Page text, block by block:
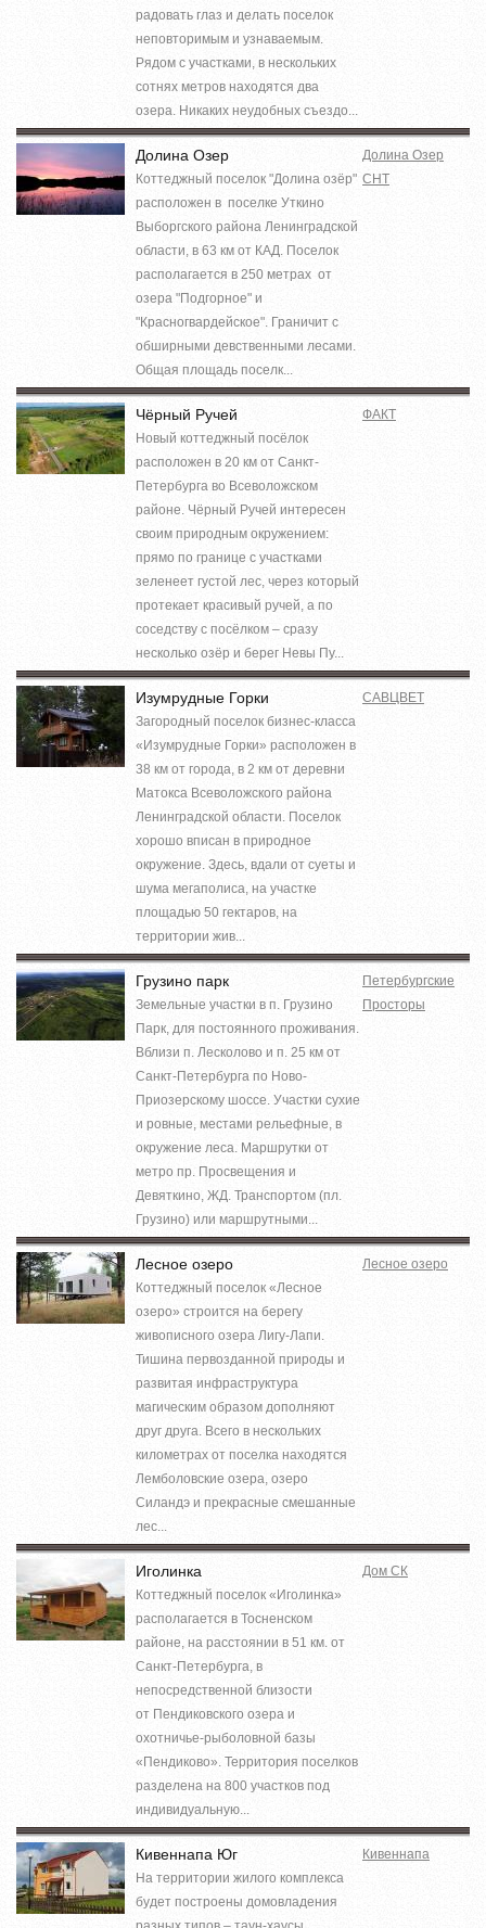
радовать глаз и делать поселок
неповторимым и узнаваемым.
Рядом с участками, в нескольких
сотнях метров находятся два
озера. Никаких неудобных съездо...
Долина Озер
Коттеджный поселок "Долина озёр"
расположен в поселке Уткино
Выборгского района Ленинградской
области, в 63 км от КАД. Поселок
располагается в 250 метрах от
озера "Подгорное" и
"Красногвардейское". Граничит с
обширными девственными лесами.
Общая площадь поселк...
Долина Озер
СНТ
Чёрный Ручей
Новый коттеджный посёлок
расположен в 20 км от Санкт-
Петербурга во Всеволожском
районе. Чёрный Ручей интересен
своим природным окружением:
прямо по границе с участками
зеленеет густой лес, через который
протекает красивый ручей, а по
соседству с посёлком – сразу
несколько озёр и берег Невы Пу...
ФАКТ
Изумрудные Горки
Загородный поселок бизнес-класса
«Изумрудные Горки» расположен в
38 км от города, в 2 км от деревни
Матокса Всеволожского района
Ленинградской области. Поселок
хорошо вписан в природное
окружение. Здесь, вдали от суеты и
шума мегаполиса, на участке
площадью 50 гектаров, на
территории жив...
САВЦВЕТ
Грузино парк
Земельные участки в п. Грузино
Парк, для постоянного проживания.
Вблизи п. Лесколово и п. 25 км от
Санкт-Петербурга по Ново-
Приозерскому шоссе. Участки сухие
и ровные, местами рельефные, в
окружение леса. Маршрутки от
метро пр. Просвещения и
Девяткино, ЖД. Транспортом (пл.
Грузино) или маршрутными...
Петербургские
Просторы
Лесное озеро
Коттеджный поселок «Лесное
озеро» строится на берегу
живописного озера Лигу-Лапи.
Тишина первозданной природы и
развитая инфраструктура
магическим образом дополняют
друг друга. Всего в нескольких
километрах от поселка находятся
Лемболовские озера, озеро
Силандэ и прекрасные смешанные
лес...
Лесное озеро
Иголинка
Коттеджный поселок «Иголинка»
располагается в Тосненском
районе, на расстоянии в 51 км. от
Санкт-Петербурга, в
непосредственной близости
от Пендиковского озера и
охотничье-рыболовной базы
«Пендиково». Территория поселков
разделена на 800 участков под
индивидуальную...
Дом СК
Кивеннапа Юг
На территории жилого комплекса
будет построены домовладения
Кивеннапа